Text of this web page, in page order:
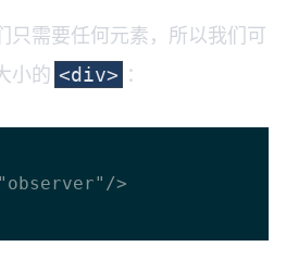
只需要任何元素，所以我们可
小的 <div> ：